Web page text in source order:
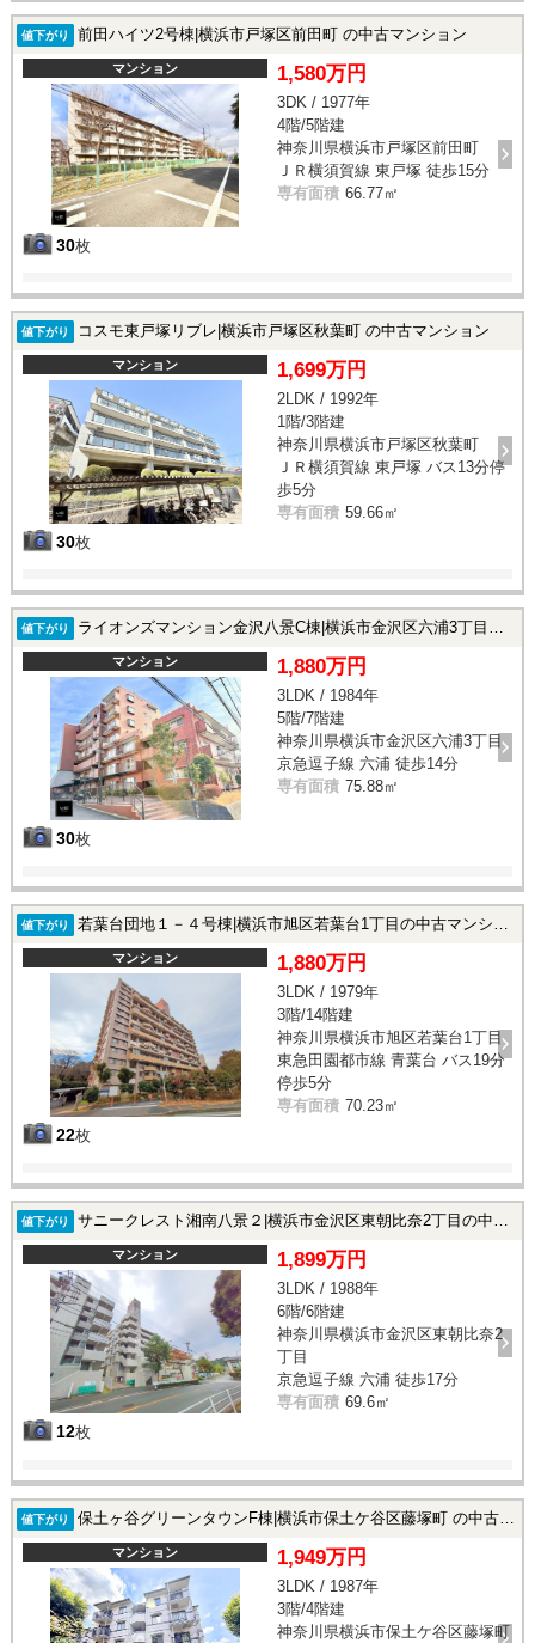
値下がり 前田ハイツ2号棟|横浜市戸塚区前田町 の中古マンション
マンション
30枚
1,580万円
3DK / 1977年
4階/5階建
神奈川県横浜市戸塚区前田町
ＪＲ横須賀線 東戸塚 徒歩15分
専有面積 66.77㎡
値下がり コスモ東戸塚リブレ|横浜市戸塚区秋葉町 の中古マンション
マンション
30枚
1,699万円
2LDK / 1992年
1階/3階建
神奈川県横浜市戸塚区秋葉町
ＪＲ横須賀線 東戸塚 バス13分停
歩5分
専有面積 59.66㎡
値下がり ライオンズマンション金沢八景C棟|横浜市金沢区六浦3丁目の中古マンション
マンション
30枚
1,880万円
3LDK / 1984年
5階/7階建
神奈川県横浜市金沢区六浦3丁目
京急逗子線 六浦 徒歩14分
専有面積 75.88㎡
値下がり 若葉台団地１－４号棟|横浜市旭区若葉台1丁目の中古マンション
マンション
22枚
1,880万円
3LDK / 1979年
3階/14階建
神奈川県横浜市旭区若葉台1丁目
東急田園都市線 青葉台 バス19分
停歩5分
専有面積 70.23㎡
値下がり サニークレスト湘南八景２|横浜市金沢区東朝比奈2丁目の中古マンション
マンション
12枚
1,899万円
3LDK / 1988年
6階/6階建
神奈川県横浜市金沢区東朝比奈2
丁目
京急逗子線 六浦 徒歩17分
専有面積 69.6㎡
値下がり 保土ヶ谷グリーンタウンF棟|横浜市保土ケ谷区藤塚町 の中古マンション
マンション 1,949万円
3LDK / 1987年
3階/4階建
神奈川県横浜市保土ケ谷区藤塚町